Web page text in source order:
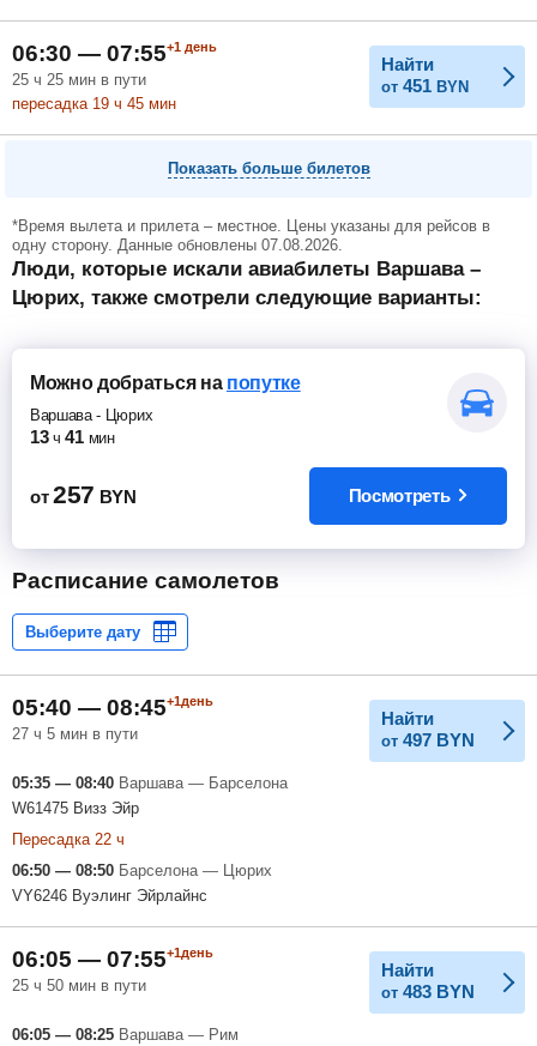
06:30 — 07:55+1 день
25 ч 25 мин в пути
пересадка 19 ч 45 мин
Найти
от 451 BYN
Показать больше билетов
*Время вылета и прилета – местное. Цены указаны для рейсов в
одну сторону. Данные обновлены 07.08.2026.
Люди, которые искали авиабилеты Варшава –
Цюрих, также смотрели следующие варианты:
Можно добратьсяна попутке
Варшава- Цюрих
13 ч 41 мин
от 257 BYN Посмотреть
Расписание самолетов
05:40 — 08:45+1день
27 ч 5 мин в пути
Найти
от 497 BYN
05:35 — 08:40 Варшава — Барселона
W61475 Визз Эйр
Пересадка 22 ч
06:50 — 08:50 Барселона — Цюрих
VY6246 Вуэлинг Эйрлайнс
06:05 — 07:55+1день
25 ч 50 мин в пути
Найти
от 483 BYN
06:05 — 08:25 Варшава — Рим